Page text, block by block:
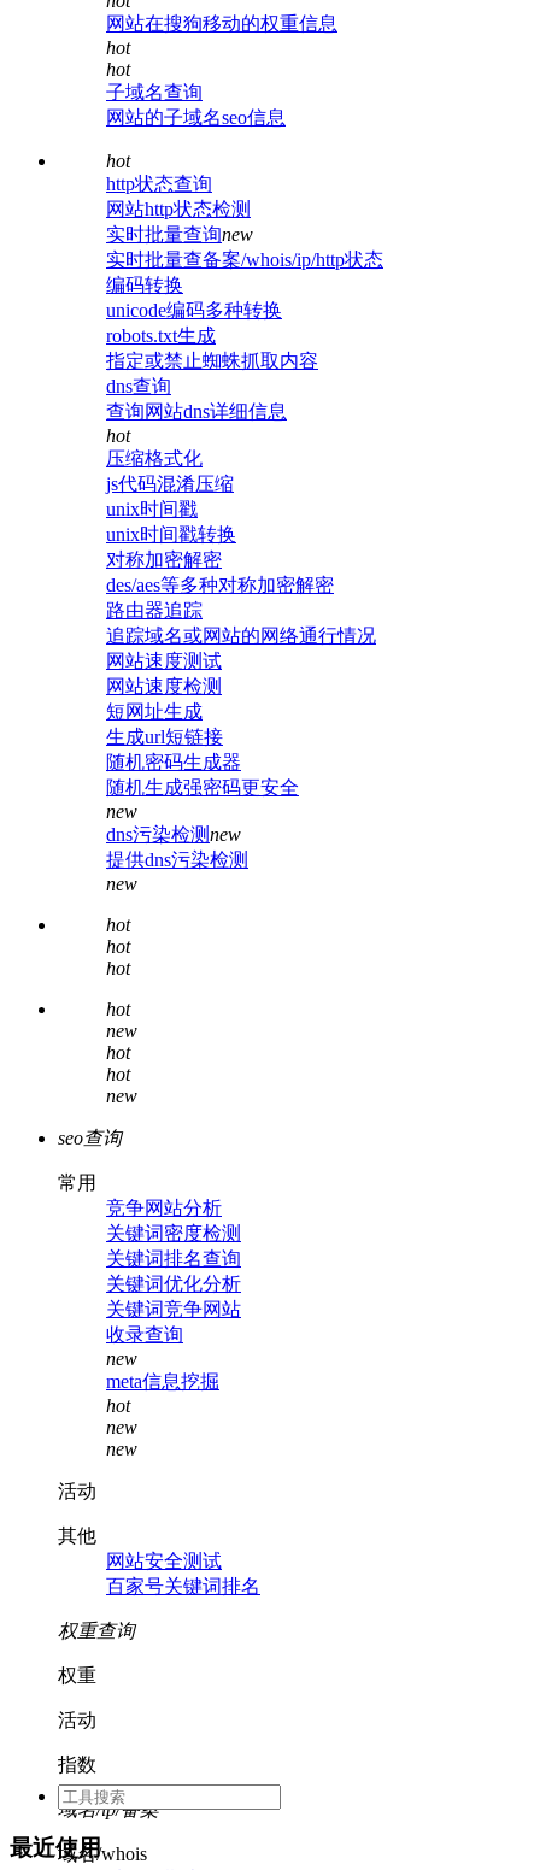
网站在搜狗移动的权重信息
hot
hot
子域名查询
网站的子域名seo信息
hot
http状态查询
网站http状态检测
实时批量查询new
实时批量查备案/whois/ip/http状态
编码转换
unicode编码多种转换
robots.txt生成
指定或禁止蜘蛛抓取内容
dns查询
查询网站dns详细信息
hot
压缩格式化
js代码混淆压缩
unix时间戳
unix时间戳转换
对称加密解密
des/aes等多种对称加密解密
路由器追踪
追踪域名或网站的网络通行情况
网站速度测试
网站速度检测
短网址生成
生成url短链接
随机密码生成器
随机生成强密码更安全
new
dns污染检测new
提供dns污染检测
new
hot
hot
hot
hot
new
hot
hot
new
seo查询
常用
竞争网站分析
关键词密度检测
关键词排名查询
关键词优化分析
关键词竞争网站
收录查询
new
meta信息挖掘
hot
new
new
活动
其他
网站安全测试
百家号关键词排名
权重查询
权重
活动
指数
域名/ip/备案
域名/whois
最近使用